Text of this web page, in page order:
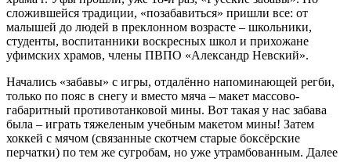
сложившейся традиции, «позабавиться» пришли все: от
малышей до людей в преклонном возрасте – школьники,
студенты, воспитанники воскресных школ и прихожане
уфимских храмов, члены ПВПО «Александр Невский».
Начались «забавы» с игры, отдалённо напоминающей регби,
только по пояс в снегу и вместо мяча – макет массово-
габаритный противотанковой мины. Вот такая у нас забава
была – играть тяжеленым учебным макетом мины! Затем
хоккей с мячом (связанные скотчем старые боксёрские
перчатки) по тем же сугробам, но уже утрамбованным. Далее